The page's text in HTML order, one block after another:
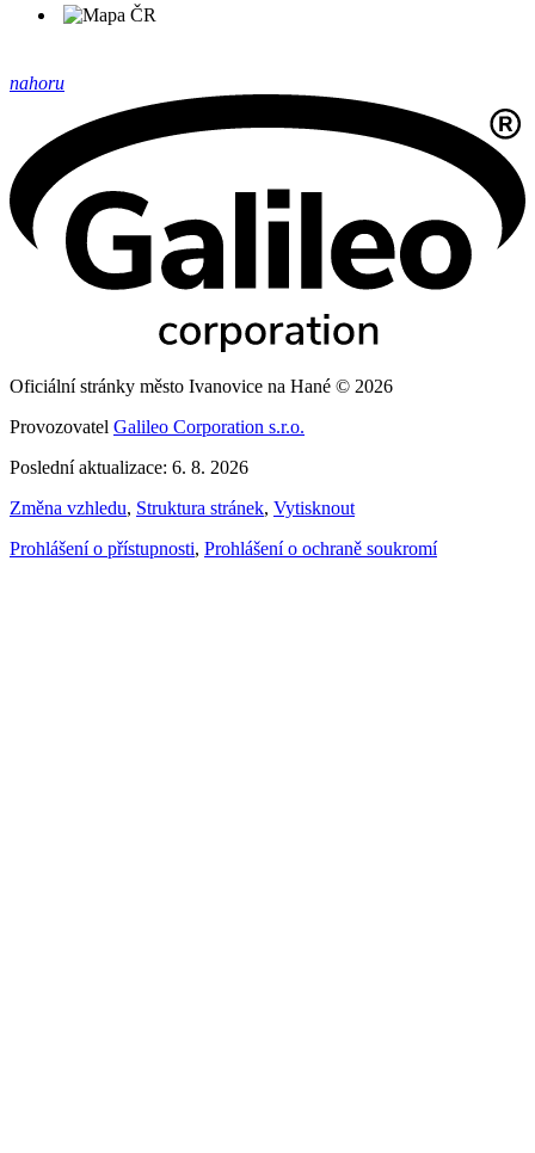
nahoru
Oficiální stránky město Ivanovice na Hané © 2026
Provozovatel Galileo Corporation s.r.o.
Poslední aktualizace: 6. 8. 2026
Změna vzhledu, Struktura stránek, Vytisknout
Prohlášení o přístupnosti, Prohlášení o ochraně soukromí